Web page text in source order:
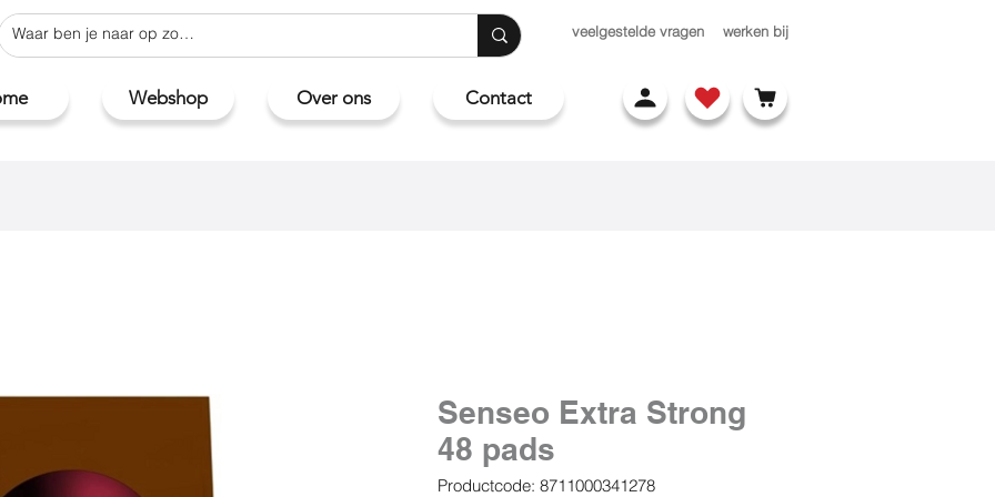
veelgestelde vragen werken bij
Webshop Over ons Contact
Senseo Extra Strong
48 pads
Productcode: 8711000341278